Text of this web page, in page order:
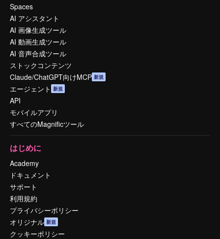
Spaces
AI アシスタント
AI 画像生成ツール
AI 動画生成ツール
AI 音声合成ツール
ストックコンテンツ
Claude/ChatGPT向けMCP 新規
エージェント 新規
API
モバイルアプリ
すべてのMagnificツール
はじめに
Academy
ドキュメント
サポート
利用規約
プライバシーポリシー
オリジナル 新規
クッキーポリシー